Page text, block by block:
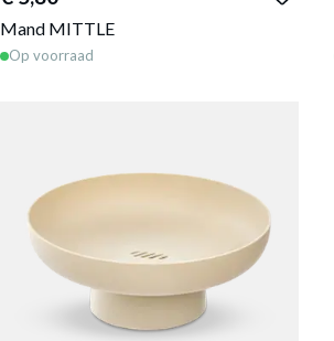
Mand MITTLE
Op voorraad